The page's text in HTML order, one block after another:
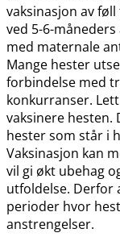
vaksinasjon av
ved 5-6-
med maternale
Mange hester
forbindelse med
konkurranser.
vaksinere hesten.
hester som står i
Vaksinasjon kan
vil gi økt ubehag
utfoldelse. Derfor
perioder hvor
anstrengelser.